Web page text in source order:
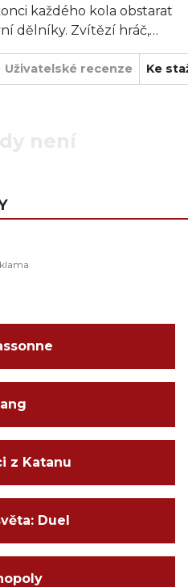
každého kola obstarat
dělníky. Zvítězí hráč,
bohatství. Le Havre je
následovníkem hry
pravidla, ale nabízí
Uživatelské recenze Ke
z Katanu
Duel